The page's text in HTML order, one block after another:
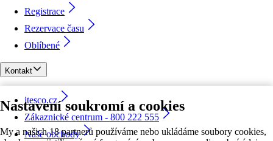
Nastavení soukromí a cookies
My a našich 18 partnerů používáme nebo ukládáme soubory cookies,
Registrace
Rezervace času
Oblíbené
Kontakt
itesco.cz
Zákaznické centrum - 800 222 555
Naše obchody